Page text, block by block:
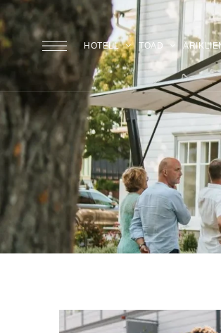
HOTELL TOAD